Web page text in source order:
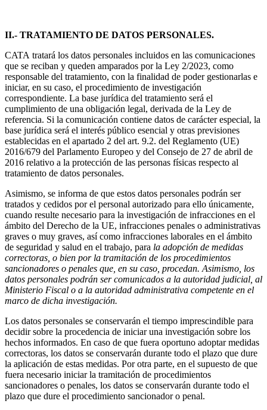
II.- TRATAMIENTO DE DATOS PERSONALES.
CATA tratará los datos personales incluidos en las comunicaciones
que se reciban y queden amparados por la Ley 2/2023, como
responsable del tratamiento, con la finalidad de poder gestionarlas e
iniciar, en su caso, el procedimiento de investigación
correspondiente. La base jurídica del tratamiento será el
cumplimiento de una obligación legal, derivada de la Ley de
referencia. Si la comunicación contiene datos de carácter especial, la
base jurídica será el interés público esencial y otras previsiones
establecidas en el apartado 2 del art. 9.2. del Reglamento (UE)
2016/679 del Parlamento Europeo y del Consejo de 27 de abril de
2016 relativo a la protección de las personas físicas respecto al
tratamiento de datos personales.
Asimismo, se informa de que estos datos personales podrán ser
tratados y cedidos por el personal autorizado para ello únicamente,
cuando resulte necesario para la investigación de infracciones en el
ámbito del Derecho de la UE, infracciones penales o administrativas
graves o muy graves, así como infracciones laborales en el ámbito
de seguridad y salud en el trabajo, para la adopción de medidas
correctoras, o bien por la tramitación de los procedimientos
sancionadores o penales que, en su caso, procedan. Asimismo, los
datos personales podrán ser comunicados a la autoridad judicial, al
Ministerio Fiscal o a la autoridad administrativa competente en el
marco de dicha investigación.
Los datos personales se conservarán el tiempo imprescindible para
decidir sobre la procedencia de iniciar una investigación sobre los
hechos informados. En caso de que fuera oportuno adoptar medidas
correctoras, los datos se conservarán durante todo el plazo que dure
la aplicación de estas medidas. Por otra parte, en el supuesto de que
fuera necesario iniciar la tramitación de procedimientos
sancionadores o penales, los datos se conservarán durante todo el
plazo que dure el procedimiento sancionador o penal.